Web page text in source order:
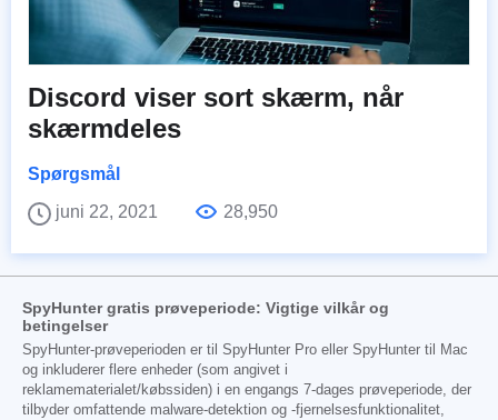
Discord viser sort skærm, når
skærmdeles
Spørgsmål
juni 22, 2021
28,950
SpyHunter gratis prøveperiode: Vigtige vilkår og
betingelser
SpyHunter-prøveperioden er til SpyHunter Pro eller SpyHunter til Mac
og inkluderer flere enheder (som angivet i
reklamematerialet/købssiden) i en engangs 7-dages prøveperiode, der
tilbyder omfattende malware-detektion og -fjernelsesfunktionalitet,